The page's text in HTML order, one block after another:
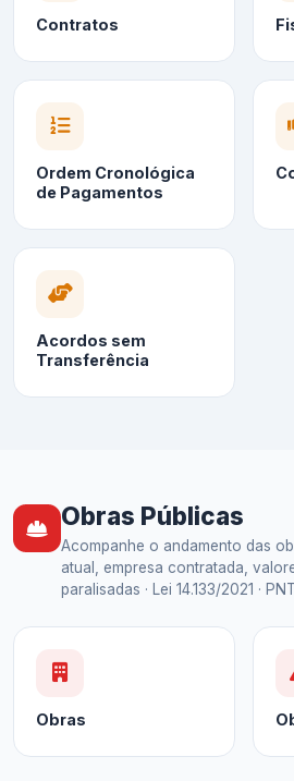
Contratos
Ordem Cronológica
de Pagamentos
Acordos sem
Transferência
Obras Públicas
Acompanhe o andamento das
atual, empresa contratada,
paralisadas · Lei 14.133/2021 ·
Obras